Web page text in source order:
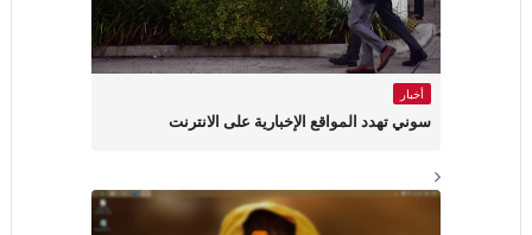
أخبار
سوني تهدد المواقع الإخبارية على الانترنت